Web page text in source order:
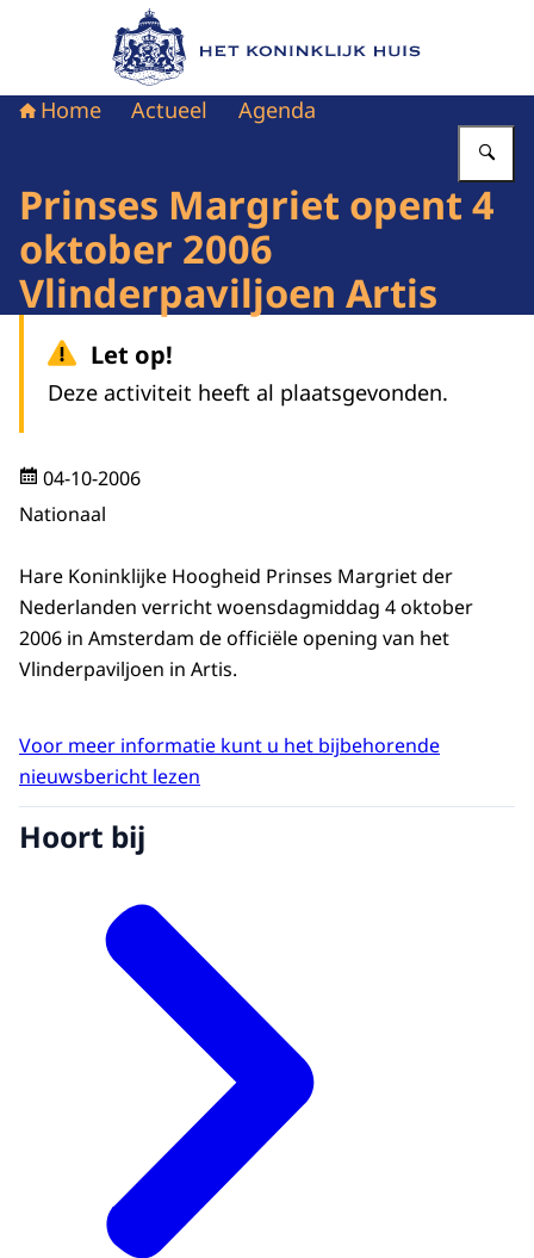
Naar de homepage van Het Koninklijk Huis
Home Actueel Agenda
Prinses Margriet opent 4
oktober 2006
Vlinderpaviljoen Artis
Let op!
Deze activiteit heeft al plaatsgevonden.
04-10-2006
Nationaal
Hare Koninklijke Hoogheid Prinses Margriet der
Nederlanden verricht woensdagmiddag 4 oktober
2006 in Amsterdam de officiële opening van het
Vlinderpaviljoen in Artis.
Voor meer informatie kunt u het bijbehorende
nieuwsbericht lezen
Hoort bij